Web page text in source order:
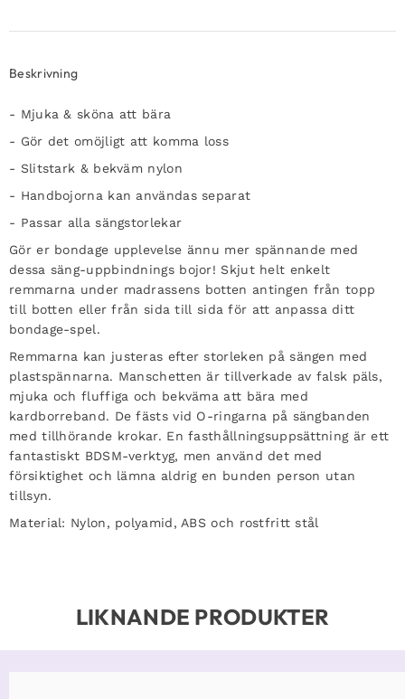
Beskrivning
- Mjuka & sköna att bära
- Gör det omöjligt att komma loss
- Slitstark & bekväm nylon
- Handbojorna kan användas separat
- Passar alla sängstorlekar
Gör er bondage upplevelse ännu mer spännande med
dessa säng-uppbindnings bojor! Skjut helt enkelt
remmarna under madrassens botten antingen från topp
till botten eller från sida till sida för att anpassa ditt
bondage-spel.
Remmarna kan justeras efter storleken på sängen med
plastspännarna. Manschetten är tillverkade av falsk päls,
mjuka och fluffiga och bekväma att bära med
kardborreband. De fästs vid O-ringarna på sängbanden
med tillhörande krokar. En fasthållningsuppsättning är ett
fantastiskt BDSM-verktyg, men använd det med
försiktighet och lämna aldrig en bunden person utan
tillsyn.
Material: Nylon, polyamid, ABS och rostfritt stål
LIKNANDE PRODUKTER